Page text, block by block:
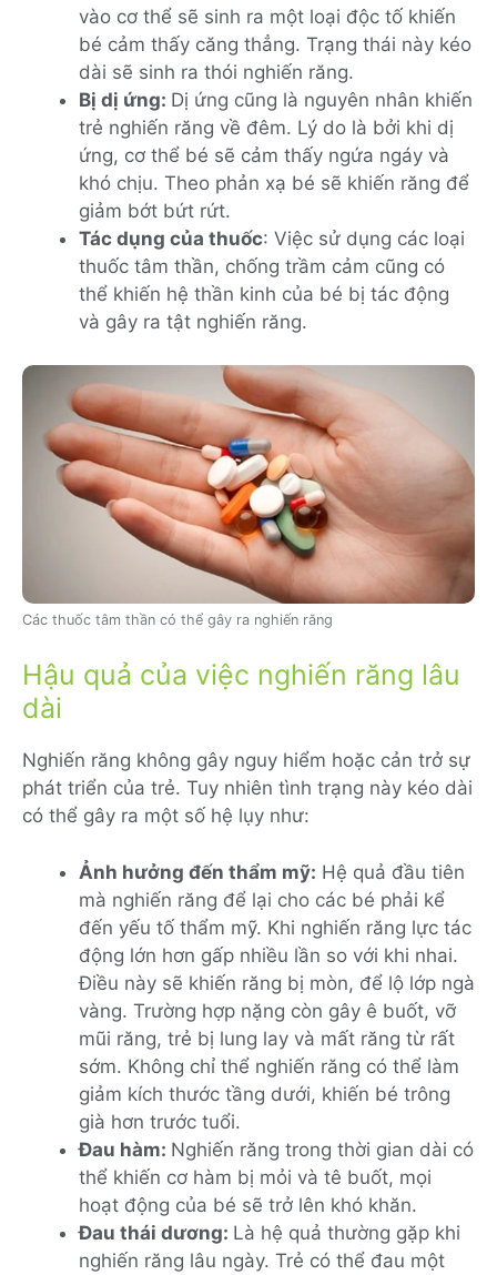
vào cơ thể sẽ sinh ra một loại độc tố khiến
bé cảm thấy căng thẳng. Trạng thái này kéo
dài sẽ sinh ra thói nghiến răng.
Bị dị ứng: Dị ứng cũng là nguyên nhân khiến
trẻ nghiến răng về đêm. Lý do là bởi khi dị
ứng, cơ thể bé sẽ cảm thấy ngứa ngáy và
khó chịu. Theo phản xạ bé sẽ khiến răng để
giảm bớt bứt rứt.
Tác dụng của thuốc: Việc sử dụng các loại
thuốc tâm thần, chống trầm cảm cũng có
thể khiến hệ thần kinh của bé bị tác động
và gây ra tật nghiến răng.
Các thuốc tâm thần có thể gây ra nghiến răng
Hậu quả của việc nghiến răng lâu
dài
Nghiến răng không gây nguy hiểm hoặc cản trở sự
phát triển của trẻ. Tuy nhiên tình trạng này kéo dài
có thể gây ra một số hệ lụy như:
Ảnh hưởng đến thẩm mỹ: Hệ quả đầu tiên
mà nghiến răng để lại cho các bé phải kể
đến yếu tố thẩm mỹ. Khi nghiến răng lực tác
động lớn hơn gấp nhiều lần so với khi nhai.
Điều này sẽ khiến răng bị mòn, để lộ lớp ngà
vàng. Trường hợp nặng còn gây ê buốt, vỡ
mũi răng, trẻ bị lung lay và mất răng từ rất
sớm. Không chỉ thể nghiến răng có thể làm
giảm kích thước tầng dưới, khiến bé trông
già hơn trước tuổi.
Đau hàm: Nghiến răng trong thời gian dài có
thể khiến cơ hàm bị mỏi và tê buốt, mọi
hoạt động của bé sẽ trở lên khó khăn.
Đau thái dương: Là hệ quả thường gặp khi
nghiến răng lâu ngày. Trẻ có thể đau một